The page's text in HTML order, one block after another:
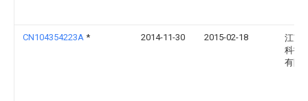
CN104354223A * 2014-11-30 2015-02-18
江苏
科技
有限